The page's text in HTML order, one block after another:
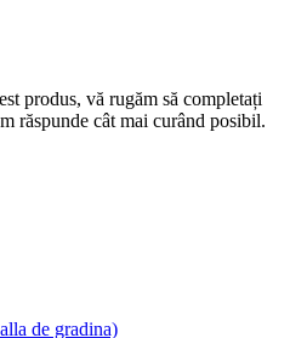
produs, vă rugăm să completați
răspunde cât mai curând posibil.